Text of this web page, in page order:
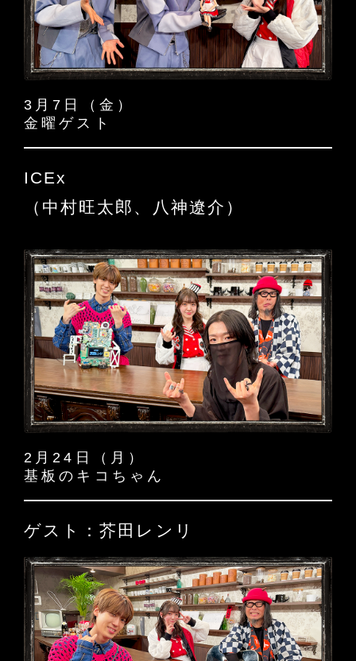
3月7日（金）
金曜ゲスト
ICEx
（中村旺太郎、八神遼介）
2月24日（月）
基板のキコちゃん
ゲスト：芥田レンリ